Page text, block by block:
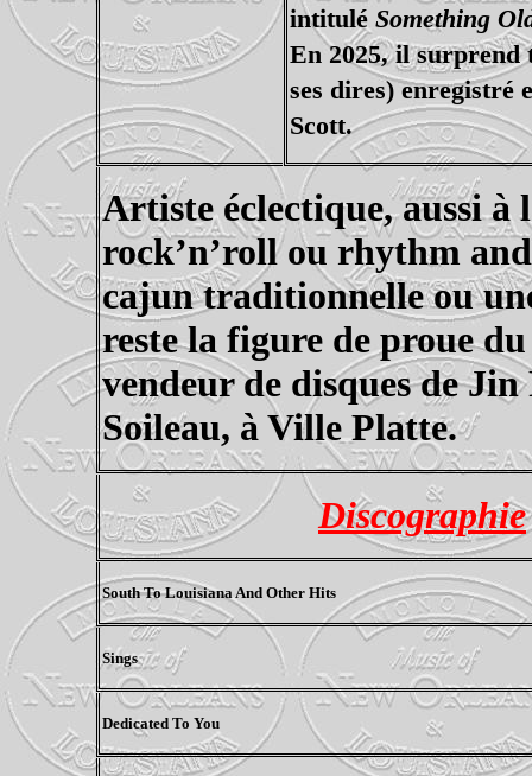
intitulé Something
En 2025, il surprend
ses dires) enregistré
Scott.
Artiste éclectique, aussi à
rock’n’roll ou rhythm
cajun traditionnelle ou
reste la figure de proue
vendeur de disques de
Soileau, à Ville Platte.
Discographie
South To Louisiana And Other Hits
Sings
Dedicated To You